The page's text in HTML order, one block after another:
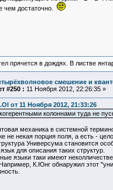
чем достаточно.
прячется в дождях. В листве
смешение и
#250 : 11 Ноября 2012, 22:26:35 »
от 11 Ноября 2012, 21:33:26
колоннами туда не
механика в системной
не некая порция поля, а есть -
Универсума становится
для описания таких структур.
языки таки имеют
К.Юнг обнаружил этот